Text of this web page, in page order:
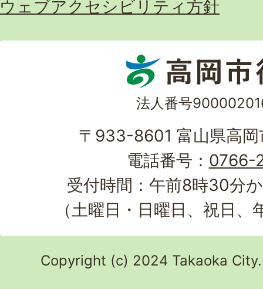
ウェブアクセシビリティ方針
法人番号
〒933-8601 富山県高
電話番号： 0766-
受付時間：午前8時30分
（土曜日・日曜日、祝日
Copyright (c) 2024 Takaoka